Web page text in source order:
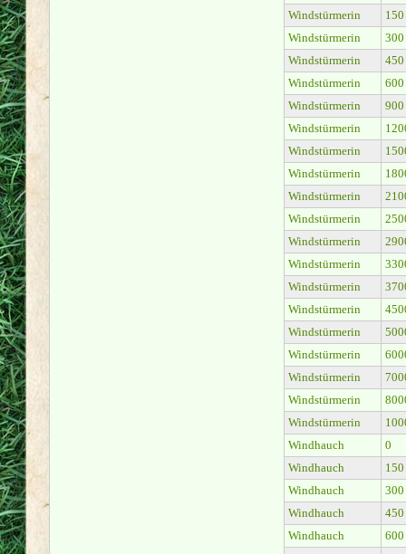
Windstürmerin
150
Windstürmerin
300
Windstürmerin
450
Windstürmerin
600
Windstürmerin
900
Windstürmerin
Windstürmerin
Windstürmerin
Windstürmerin
Windstürmerin
Windstürmerin
Windstürmerin
Windstürmerin
Windstürmerin
Windstürmerin
Windstürmerin
Windstürmerin
Windstürmerin
Windstürmerin
Windhauch
0
Windhauch
150
Windhauch
300
Windhauch
450
Windhauch
600